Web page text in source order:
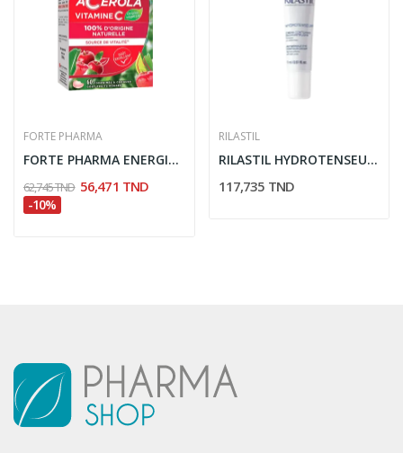
FORTE PHARMA
FORTE PHARMA ENERGIE ACEROLA 60 COMPRIMES
62,745 TND 56,471 TND
-10%
RILASTIL
RILASTIL HYDROTENSEUR CREME ANTI RIDES...
117,735 TND